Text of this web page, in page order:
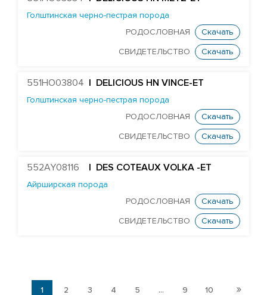
Голштинская черно-пестрая порода
РОДОСЛОВНАЯ
Скачать
СВИДЕТЕЛЬСТВО Скачать
551HO03804 | DELICIOUS HN VINCE-ET
Голштинская черно-пестрая порода
РОДОСЛОВНАЯ
Скачать
СВИДЕТЕЛЬСТВО Скачать
552AY08116 | DES COTEAUX VOLKA -ET
Айрширская порода
РОДОСЛОВНАЯ
Скачать
СВИДЕТЕЛЬСТВО Скачать
1 2 3 4 5 ... 9 10